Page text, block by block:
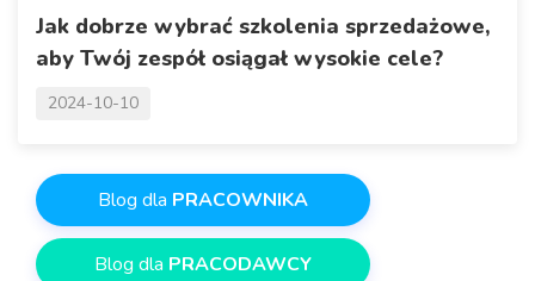
Jak dobrze wybrać szkolenia sprzedażowe,
aby Twój zespół osiągał wysokie cele?
2024-10-10
Blog dla PRACOWNIKA
Blog dla PRACODAWCY